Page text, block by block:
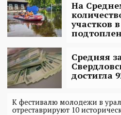
На
участков
Средняя
достигла
К фестивалю молодежи в
отреставрируют 10